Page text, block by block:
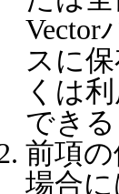
Vector
スに
くは
でき
前項
場合